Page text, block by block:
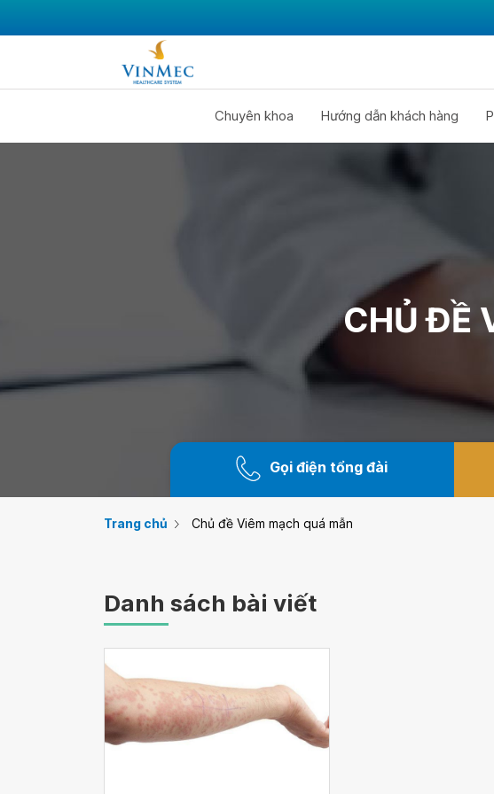
Chuyên khoa Hướng dẫn khách hàng
CHỦ ĐỀ
Gọi điện tổng đài
Trang chủ Chủ đề Viêm mạch quá mẫn
Danh sách bài viết